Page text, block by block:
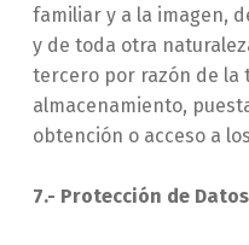
familiar y a la imagen,
y de toda otra
tercero por razón de la
almacenamiento,
obtención o acceso a
7.- Protección de